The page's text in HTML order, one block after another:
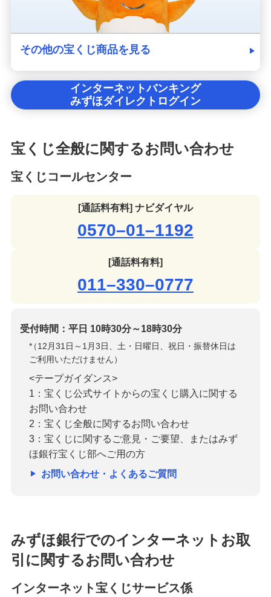
その他の宝くじ商品を見る
インターネットバンキング
みずほダイレクトログイン
宝くじ全般に関するお問い合わせ
宝くじコールセンター
[通話料有料] ナビダイヤル
0570–01–1192
[通話料有料]
011–330–0777
受付時間：平日 10時30分～18時30分
*
（12月31日～1月3日、土・日曜日、祝日・振替休日は
ご利用いただけません）
<テープガイダンス>
1：宝くじ公式サイトからの宝くじ購入に関する
お問い合わせ
2：宝くじ全般に関するお問い合わせ
3：宝くじに関するご意見・ご要望、またはみず
ほ銀行宝くじ部へご用の方
お問い合わせ・よくあるご質問
みずほ銀行でのインターネットお取
引に関するお問い合わせ
インターネット宝くじサービス係